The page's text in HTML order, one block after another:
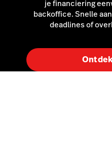
je financiering
backoffice. Snelle
deadlines of